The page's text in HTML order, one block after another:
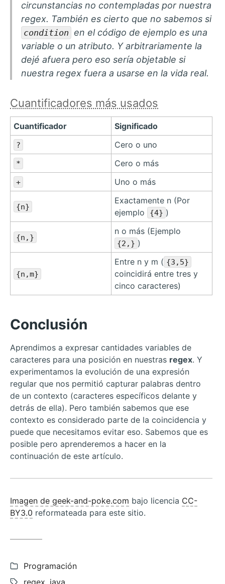
circunstancias no contempladas por nuestra
regex. También es cierto que no sabemos si
condition en el código de ejemplo es una
variable o un atributo. Y arbitrariamente la
dejé afuera pero eso sería objetable si
nuestra regex fuera a usarse en la vida real.
Cuantificadores más usados
Cuantificador Significado
? Cero o uno
* Cero o más
+ Uno o más
{n}
Exactamente n (Por
ejemplo
{4} )
{n,}
n o más (Ejemplo
{2,} )
{n,m}
Entre n y m ( {3,5}
coincidirá entre tres y
cinco caracteres)
Conclusión
Aprendimos a expresar cantidades variables de
caracteres para una posición en nuestras regex. Y
experimentamos la evolución de una expresión
regular que nos permitió capturar palabras dentro
de un contexto (caracteres específicos delante y
detrás de ella). Pero también sabemos que ese
contexto es considerado parte de la coincidencia y
puede que necesitamos evitar eso. Sabemos que es
posible pero aprenderemos a hacer en la
continuación de este artículo.
Imagen de geek-and-poke.com bajo licencia CC-
BY3.0 reformateada para este sitio.
Categorías:
Programación
Etiquetas: